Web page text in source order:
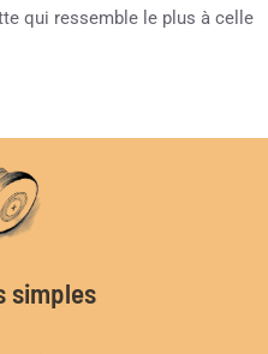
qui ressemble le plus à celle
simples